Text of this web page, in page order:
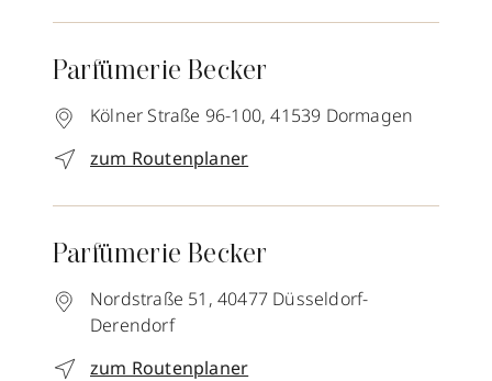
Parfümerie Becker
Kölner Straße 96-100, 41539 Dormagen
zum Routenplaner
Parfümerie Becker
Nordstraße 51, 40477 Düsseldorf-
Derendorf
zum Routenplaner